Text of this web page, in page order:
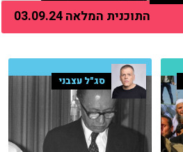
התוכנית המלאה 03.09.24
סג"ל עצבני